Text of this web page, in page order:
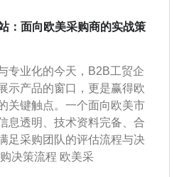
：面向欧美采购商的实战策
专业化的今天，B2B工贸企
示产品的窗口，更是赢得欧
关键触点。一个面向欧美市
息透明、技术资料完备、合
足采购团队的评估流程与决
决策流程 欧美采